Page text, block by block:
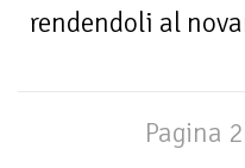
rendendoli al
Pagina